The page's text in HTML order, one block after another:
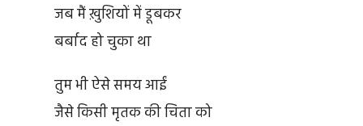
जब मैं ख़ुशियों में डूबकर
बर्बाद हो चुका था
तुम भी ऐसे समय आईं
जैसे किसी मृतक की चिता को